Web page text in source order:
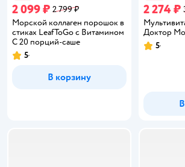
2 099 ₽ 2 799 ₽
Морской коллаген порошок в
стиках LeafToGo с Витамином
C 20 порций-саше
Рейтинг:
5
В корзину
2 274 ₽
Доктор
Рейтинг:
5